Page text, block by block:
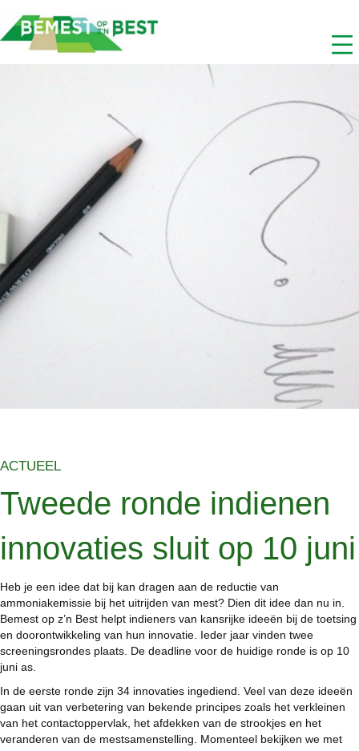
ACTUEEL
Tweede ronde indienen
innovaties sluit op 10 juni
Heb je een idee dat bij kan dragen aan de reductie van
ammoniakemissie bij het uitrijden van mest? Dien dit idee dan nu in.
Bemest op z’n Best helpt indieners van kansrijke ideeën bij de toetsing
en doorontwikkeling van hun innovatie. Ieder jaar vinden twee
screeningsrondes plaats. De deadline voor de huidige ronde is op 10
juni as.
In de eerste ronde zijn 34 innovaties ingediend. Veel van deze ideeën
gaan uit van verbetering van bekende principes zoals het verkleinen
van het contactoppervlak, het afdekken van de strookjes en het
veranderen van de mestsamenstelling. Momenteel bekijken we met